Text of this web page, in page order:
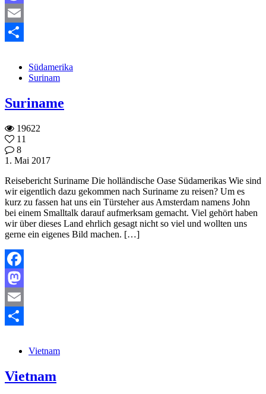
Mastodon
Email
Südamerika
Surinam
Suriname
19622
11
8
1. Mai 2017
Reisebericht Suriname Die holländische Oase Südamerikas Wie sind
wir eigentlich dazu gekommen nach Suriname zu reisen? Um es
kurz zu fassen hat uns ein Türsteher aus Amsterdam namens John
bei einem Smalltalk darauf aufmerksam gemacht. Viel gehört haben
wir über dieses Land ehrlich gesagt nicht so viel und wollten uns
gerne ein eigenes Bild machen. […]
Facebook
Mastodon
Email
Vietnam
Vietnam